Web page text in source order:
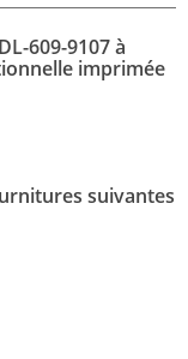
609-9107 à
imprimée
suivantes